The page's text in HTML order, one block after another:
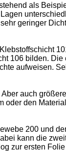
als
geringer
106 bilden. Die
aufweisen.
auch
oder den
200 und
kann die
zur ersten